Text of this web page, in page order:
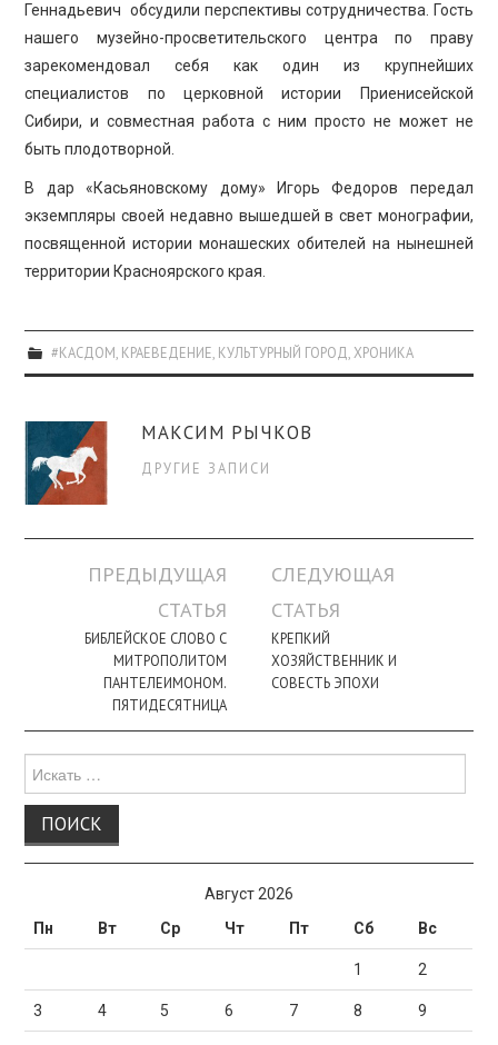
Геннадьевич обсудили перспективы сотрудничества. Гость
нашего музейно-просветительского центра по праву
зарекомендовал себя как один из крупнейших
специалистов по церковной истории Приенисейской
Сибири, и совместная работа с ним просто не может не
быть плодотворной.
В дар «Касьяновскому дому» Игорь Федоров передал
экземпляры своей недавно вышедшей в свет монографии,
посвященной истории монашеских обителей на нынешней
территории Красноярского края.
#КАСДОМ, КРАЕВЕДЕНИЕ, КУЛЬТУРНЫЙ ГОРОД,ХРОНИКА
МАКСИМ РЫЧКОВ
ДРУГИЕ ЗАПИСИ
Навигация
записи
ПРЕДЫДУЩАЯ
СТАТЬЯ
БИБЛЕЙСКОЕ СЛОВО С
МИТРОПОЛИТОМ
ПАНТЕЛЕИМОНОМ.
ПЯТИДЕСЯТНИЦА
СЛЕДУЮЩАЯ
СТАТЬЯ
КРЕПКИЙ
ХОЗЯЙСТВЕННИК И
СОВЕСТЬ ЭПОХИ
для:
Август 2026
Пн
Вт Ср Чт Пт Сб Вс
1 2
3 4 5 6 7 8 9